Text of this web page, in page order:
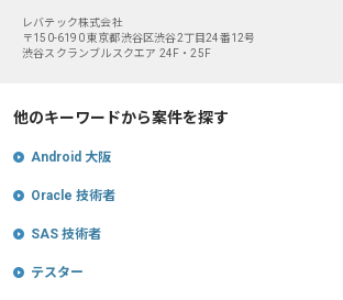
レバテック株式会社
〒150-6190 東京都渋谷区渋谷2丁目24番12号
渋谷スクランブルスクエア 24F・25F
他のキーワードから案件を探す
Android 大阪
Oracle 技術者
SAS 技術者
テスター